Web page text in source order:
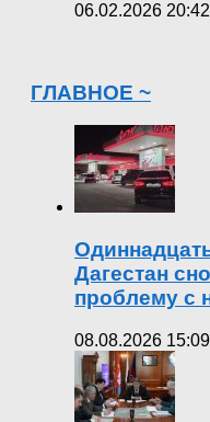
06.02.2026 20:42
ГЛАВНОЕ ~
Дагестан
проблему с
08.08.2026 15:09